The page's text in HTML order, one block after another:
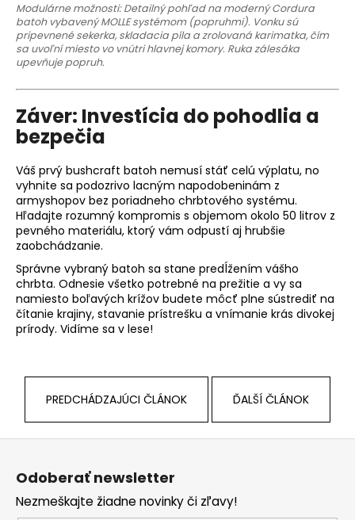
Modulárne možnosti: Detailný pohľad na moderný Cordura
batoh vybavený MOLLE systémom (popruhmi). Vonku sú
pripevnené sekerka, skladacia píla a zrolovaná karimatka, čím
sa uvoľní miesto vo vnútri hlavnej komory. Ruka zálesáka
upevňuje popruh.
Záver: Investícia do pohodlia a
bezpečia
Váš prvý bushcraft batoh nemusí stáť celú výplatu, no
vyhnite sa podozrivo lacným napodobeninám z
armyshopov bez poriadneho chrbtového systému.
Hľadajte rozumný kompromis s objemom okolo 50 litrov z
pevného materiálu, ktorý vám odpustí aj hrubšie
zaobchádzanie.
Správne vybraný batoh sa stane predĺžením vášho
chrbta. Odnesie všetko potrebné na prežitie a vy sa
namiesto boľavých krížov budete môcť plne sústrediť na
čítanie krajiny, stavanie prístrešku a vnímanie krás divokej
prírody. Vidíme sa v lese!
PREDCHÁDZAJÚCI ČLÁNOK ĎALŠÍ ČLÁNOK
Z
Odoberať newsletter
Nezmeškajte žiadne novinky či zľavy!